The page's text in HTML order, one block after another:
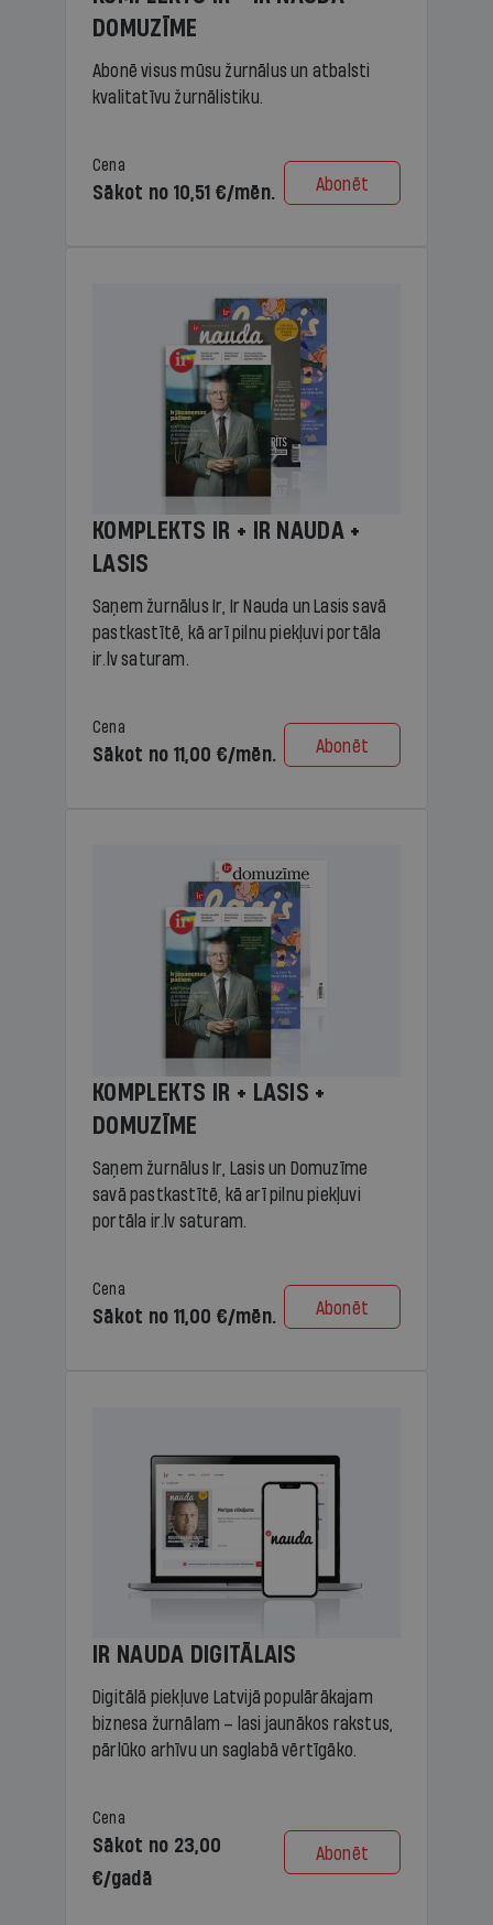
DOMUZĪME
Abonē visus mūsu žurnālus un atbalsti
kvalitatīvu žurnālistiku.
Cena
Sākot no 10,51 €/mēn. Abonēt
KOMPLEKTS IR + IR NAUDA +
LASIS
Saņem žurnālus Ir, Ir Nauda un Lasis savā
pastkastītē, kā arī pilnu piekļuvi portāla
ir.lv saturam.
Cena
Sākot no 11,00 €/mēn. Abonēt
KOMPLEKTS IR + LASIS +
DOMUZĪME
Saņem žurnālus Ir, Lasis un Domuzīme
savā pastkastītē, kā arī pilnu piekļuvi
portāla ir.lv saturam.
Cena
Sākot no 11,00 €/mēn. Abonēt
IR NAUDA DIGITĀLAIS
Digitālā piekļuve Latvijā populārākajam
biznesa žurnālam – lasi jaunākos rakstus,
pārlūko arhīvu un saglabā vērtīgāko.
Cena
Sākot no 23,00
€/gadā
Abonēt